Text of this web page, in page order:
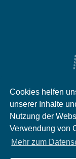
Cookies helfen
unserer Inhalte
Nutzung der
Verwendung von
Mehr zum
Impressum